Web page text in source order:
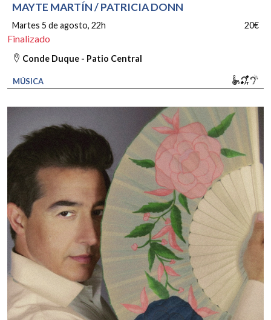
MAYTE MARTÍN / PATRICIA DONN
Martes 5 de agosto, 22h 20€
Finalizado
Conde Duque - Patio Central
MÚSICA